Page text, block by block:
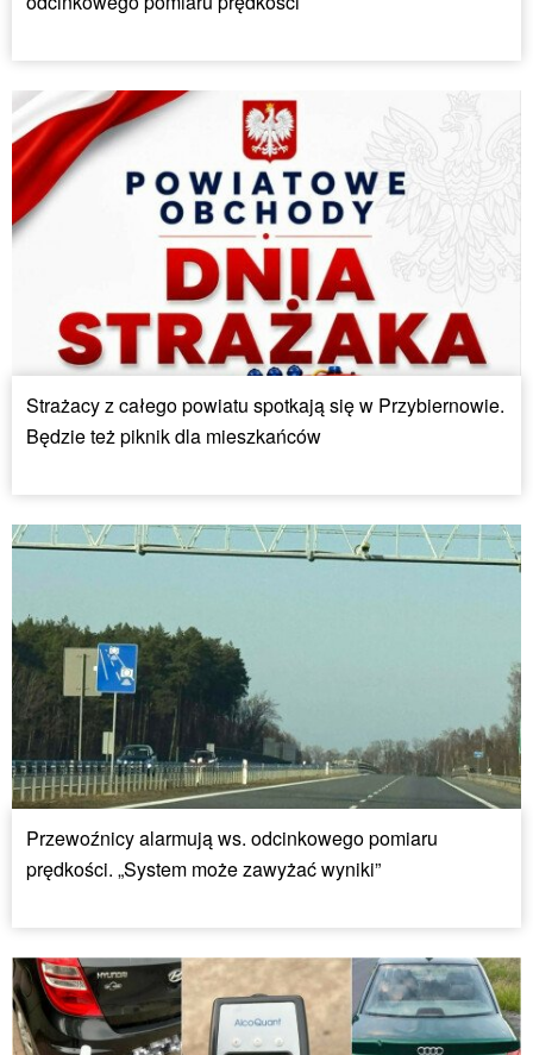
Strażacy z całego powiatu spotkają się w Przybiernowie.
Będzie też piknik dla mieszkańców
Przewoźnicy alarmują ws. odcinkowego pomiaru
prędkości. „System może zawyżać wyniki”